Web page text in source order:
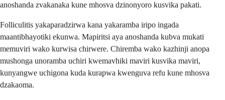
anoshanda zvakanaka kune mhosva dzinonyoro kusvika pakati.
Folliculitis yakaparadzirwa kana yakaramba iripo ingada
maantibhayotiki ekunwa. Mapiritsi aya anoshanda kubva mukati
memuviri wako kurwisa chirwere. Chiremba wako kazhinji anopa
mushonga unoramba uchiri kwemavhiki maviri kusvika maviri,
kunyangwe uchigona kuda kurapwa kwenguva refu kune mhosva
dzakaoma.